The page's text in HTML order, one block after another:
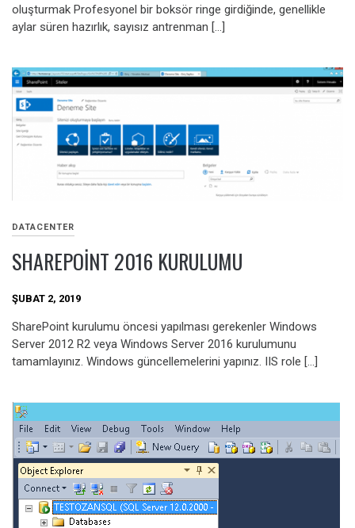
oluşturmak Profesyonel bir boksör ringe girdiğinde, genellikle
aylar süren hazırlık, sayısız antrenman […]
DATACENTER
SHAREPOINT 2016 KURULUMU
ŞUBAT 2, 2019
SharePoint kurulumu öncesi yapılması gerekenler Windows
Server 2012 R2 veya Windows Server 2016 kurulumunu
tamamlayınız. Windows güncellemelerini yapınız. IIS role […]